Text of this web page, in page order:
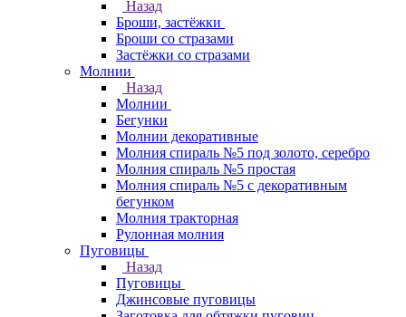
Назад
Броши, застёжки
Броши со стразами
Застёжки со стразами
Молнии
Назад
Молнии
Бегунки
Молнии декоративные
Молния спираль №5 под золото, серебро
Молния спираль №5 простая
Молния спираль №5 с декоративным
бегунком
Молния тракторная
Рулонная молния
Пуговицы
Назад
Пуговицы
Джинсовые пуговицы